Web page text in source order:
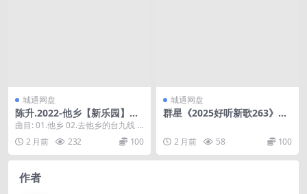
城通网盘
陈升.2022-他乡【新乐园】
【FLAC分轨】
曲目: 01.他乡 02.去他乡的台九线 0
3.小辫子 (电影《山椒鱼来了》主
题...2 月前 232 100
城通网盘
群星《2025好听新歌263》车
2 月前 58 100
作者